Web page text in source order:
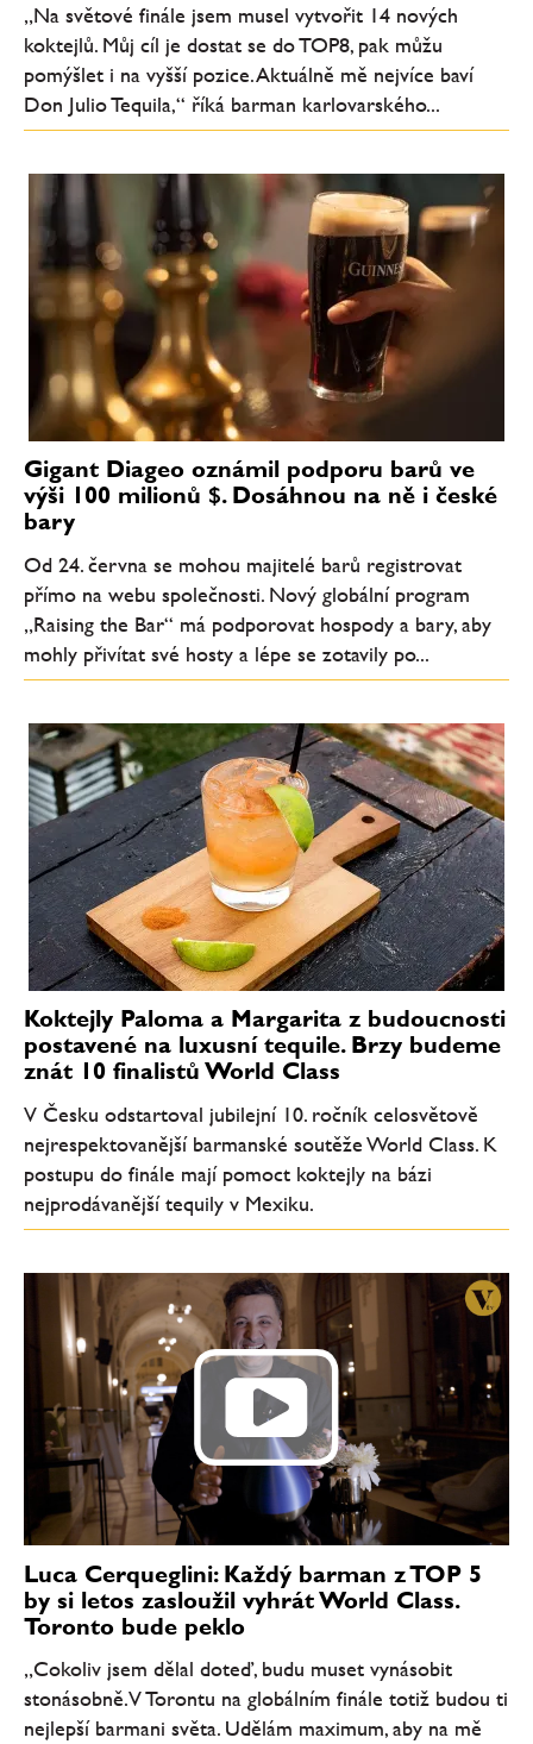
„Na světové finále jsem musel vytvořit 14 nových
koktejlů. Můj cíl je dostat se do TOP8, pak můžu
pomýšlet i na vyšší pozice. Aktuálně mě nejvíce baví
Don Julio Tequila,“ říká barman karlovarského...
Gigant Diageo oznámil podporu barů ve
výši 100 milionů $. Dosáhnou na ně i české
bary
Od 24. června se mohou majitelé barů registrovat
přímo na webu společnosti. Nový globální program
„Raising the Bar“ má podporovat hospody a bary, aby
mohly přivítat své hosty a lépe se zotavily po...
Koktejly Paloma a Margarita z budoucnosti
postavené na luxusní tequile. Brzy budeme
znát 10 finalistů World Class
V Česku odstartoval jubilejní 10. ročník celosvětově
nejrespektovanější barmanské soutěže World Class. K
postupu do finále mají pomoct koktejly na bázi
nejprodávanější tequily v Mexiku.
Luca Cerqueglini: Každý barman z TOP 5
by si letos zasloužil vyhrát World Class.
Toronto bude peklo
„Cokoliv jsem dělal doteď, budu muset vynásobit
stonásobně. V Torontu na globálním finále totiž budou ti
nejlepší barmani světa. Udělám maximum, aby na mě